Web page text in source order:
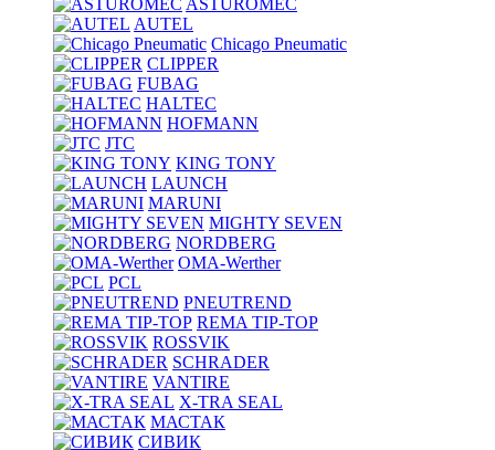
ASTUROMEC
AUTEL
Chicago Pneumatic
CLIPPER
FUBAG
HALTEC
HOFMANN
JTC
KING TONY
LAUNCH
MARUNI
MIGHTY SEVEN
NORDBERG
OMA-Werther
PCL
PNEUTREND
REMA TIP-TOP
ROSSVIK
SCHRADER
VANTIRE
X-TRA SEAL
МАСТАК
СИВИК